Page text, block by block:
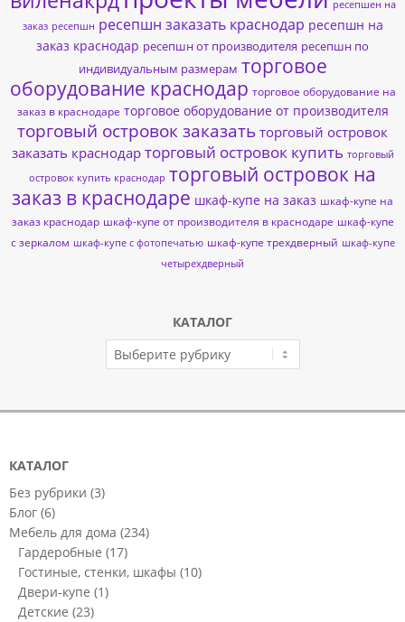
ресепшен на
заказ ресепшн ресепшн заказать краснодар ресепшн на
заказ краснодар ресепшн от производителя ресепшн по
индивидуальным размерам торговое
оборудование краснодар торговое оборудование на
заказ в краснодаре торговое оборудование от производителя
торговый островок заказать торговый островок
заказать краснодар торговый островок купить торговый
островок купить краснодар торговый островок на
заказ в краснодаре шкаф-купе на заказ шкаф-купе на
заказ краснодар шкаф-купе от производителя в краснодаре шкаф-купе
с зеркалом шкаф-купе с фотопечатью шкаф-купе трехдверный шкаф-купе
четырехдверный
КАТАЛОГ
КАТАЛОГ
КАТАЛОГ
Без рубрики (3)
Блог (6)
Мебель для дома (234)
Гардеробные (17)
Гостиные, стенки, шкафы (10)
Двери-купе (1)
Детские (23)